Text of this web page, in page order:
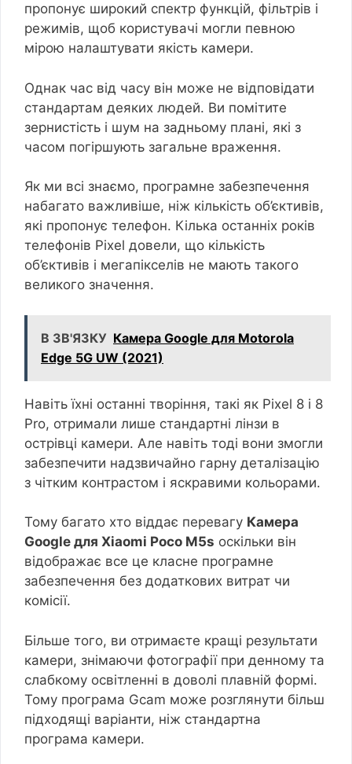
пропонує широкий спектр функцій, фільтрів і
режимів, щоб користувачі могли певною
мірою налаштувати якість камери.
Однак час від часу він може не відповідати
стандартам деяких людей. Ви помітите
зернистість і шум на задньому плані, які з
часом погіршують загальне враження.
Як ми всі знаємо, програмне забезпечення
набагато важливіше, ніж кількість об’єктивів,
які пропонує телефон. Кілька останніх років
телефонів Pixel довели, що кількість
об’єктивів і мегапікселів не мають такого
великого значення.
В ЗВ'ЯЗКУ Камера Google для Motorola
Edge 5G UW (2021)
Навіть їхні останні творіння, такі як Pixel 8 і 8
Pro, отримали лише стандартні лінзи в
острівці камери. Але навіть тоді вони змогли
забезпечити надзвичайно гарну деталізацію
з чітким контрастом і яскравими кольорами.
Тому багато хто віддає перевагу Камера
Google для Xiaomi Poco M5s оскільки він
відображає все це класне програмне
забезпечення без додаткових витрат чи
комісії.
Більше того, ви отримаєте кращі результати
камери, знімаючи фотографії при денному та
слабкому освітленні в доволі плавній формі.
Тому програма Gcam може розглянути більш
підходящі варіанти, ніж стандартна
програма камери.